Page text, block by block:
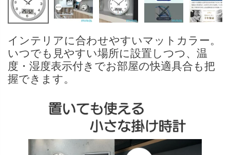
インテリアに合わせやすいマットカラー。
いつでも見やすい場所に設置しつつ、温
度・湿度表示付きでお部屋の快適具合も把
握できます。